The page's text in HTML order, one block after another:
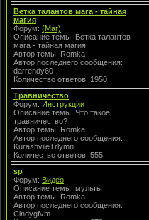
Ветка талантов мага - тайная
магия
Форум: (Маг)
Описание темы: Ветка талантов
мага - тайная магия
Автор темы: Romka
Автор последнего сообщения:
darrendy60
Количество ответов: 1950
Травничество
Форум: Инструкции
Описание темы: Что такое
травничество?
Автор темы: Romka
Автор последнего сообщения:
KurashvileTrlymn
Количество ответов: 555
sp
Форум: Видео
Описание темы: мульты
Автор темы: Romka
Автор последнего сообщения:
Cindygfvm